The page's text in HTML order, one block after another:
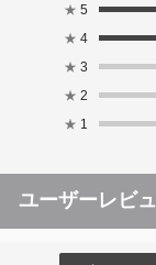
★ 5
★ 4
★ 3
★ 2
★ 1
ユーザーレビ